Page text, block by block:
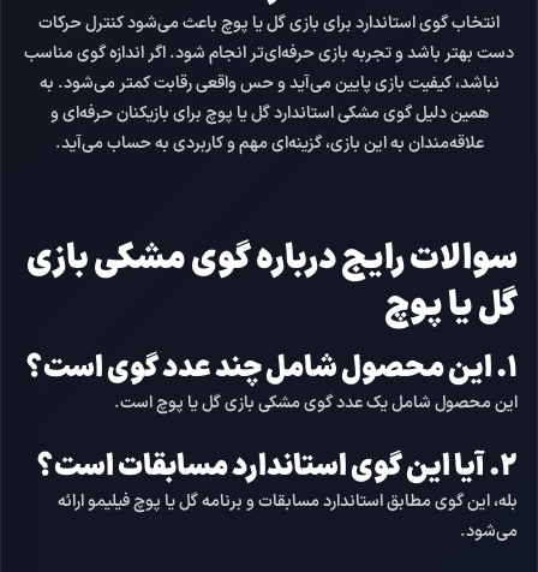
انتخاب گوی استاندارد برای بازی گل یا پوچ باعث می‌شود کنترل حرکات
دست بهتر باشد و تجربه بازی حرفه‌ای‌تر انجام شود. اگر اندازه گوی مناسب
نباشد، کیفیت بازی پایین می‌آید و حس واقعی رقابت کمتر می‌شود. به
همین دلیلگوی مشکی استاندارد گل یا پوچبرای بازیکنان حرفه‌ای و
علاقه‌مندان به این بازی، گزینه‌ای مهم و کاربردی به حساب می‌آید.
سوالات رایج درباره گوی مشکی بازی
گل یا پوچ
۱. این محصول شامل چند عدد گوی است؟
این محصول شاملیک عدد گوی مشکی بازی گل یا پوچاست.
۲. آیا این گوی استاندارد مسابقات است؟
بله، این گوی مطابقاستاندارد مسابقات و برنامه گل یا پوچ فیلیموارائه
می‌شود.